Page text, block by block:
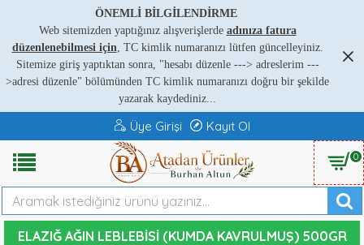
ÖNEMLİ BİLGİLENDİRME
Web sitemizden yaptığınız alışverişlerde adınıza fatura
düzenlenebilmesi için, TC kimlik numaranızı lütfen güncelleyiniz.
Sitemize giriş yaptıktan sonra, "hesabı düzenle ---> adreslerim ---
>adresi düzenle" bölümünden TC kimlik numaranızı doğru bir şekilde
yazarak kaydediniz...
Üye Girişi Kayıt Ol
0
ELAZIĞ AĞIN LEBLEBISI (KUMDA KAVRULMUŞ) 500GR